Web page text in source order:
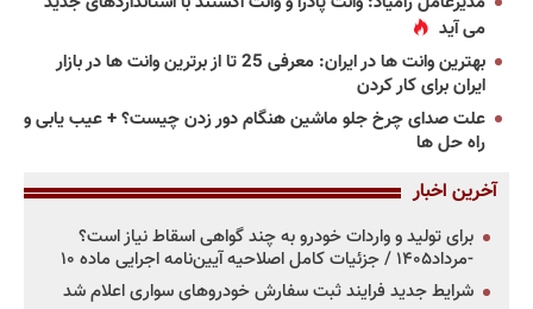
می آید
بهترین وانت ها در ایران: معرفی 25 تا از برترین وانت ها در بازار
ایران برای کار کردن
علت صدای چرخ جلو ماشین هنگام دور زدن چیست؟ + عیب یابی و
راه حل ها
آخرین اخبار
برای تولید و واردات خودرو به چند گواهی اسقاط نیاز است؟
-مرداد۱۴۰۵ / جزئیات کامل اصلاحیه آیین‌نامه اجرایی ماده ۱۰
شرایط جدید فرایند ثبت سفارش خودروهای سواری اعلام شد